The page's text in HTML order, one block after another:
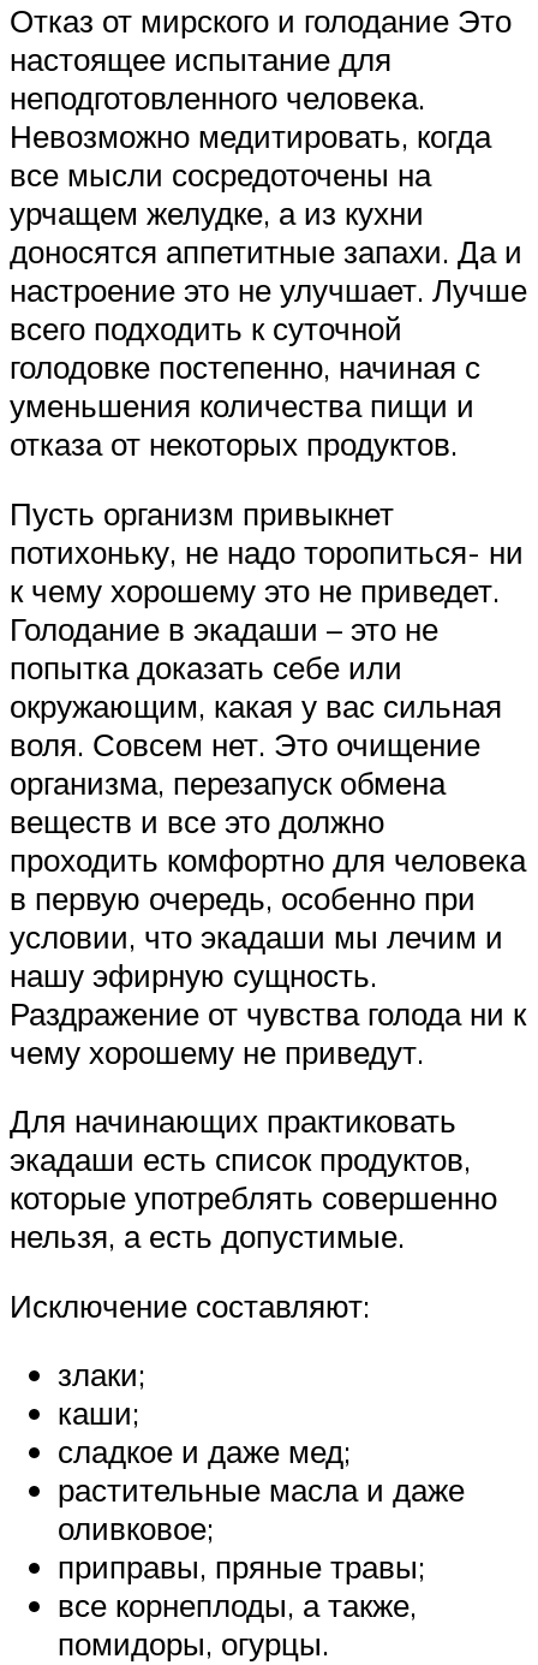
Отказ от мирского и голодание Это
настоящее испытание для
неподготовленного человека.
Невозможно медитировать, когда
все мысли сосредоточены на
урчащем желудке, а из кухни
доносятся аппетитные запахи. Да и
настроение это не улучшает. Лучше
всего подходить к суточной
голодовке постепенно, начиная с
уменьшения количества пищи и
отказа от некоторых продуктов.
Пусть организм привыкнет
потихоньку, не надо торопиться- ни
к чему хорошему это не приведет.
Голодание в экадаши – это не
попытка доказать себе или
окружающим, какая у вас сильная
воля. Совсем нет. Это очищение
организма, перезапуск обмена
веществ и все это должно
проходить комфортно для человека
в первую очередь, особенно при
условии, что экадаши мы лечим и
нашу эфирную сущность.
Раздражение от чувства голода ни к
чему хорошему не приведут.
Для начинающих практиковать
экадаши есть список продуктов,
которые употреблять совершенно
нельзя, а есть допустимые.
Исключение составляют:
злаки;
каши;
сладкое и даже мед;
растительные масла и даже
оливковое;
приправы, пряные травы;
все корнеплоды, а также,
помидоры, огурцы.